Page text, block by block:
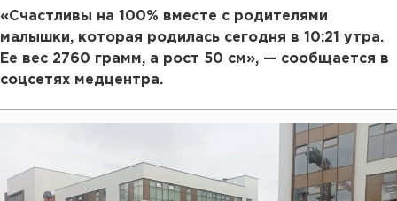
«Счастливы на 100% вместе с родителями
малышки, которая родилась сегодня в 10:21 утра.
Ее вес 2760 грамм, а рост 50 см», — сообщается в
соцсетях медцентра.